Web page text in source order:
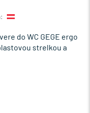
do WC GEGE ergo
strelkou a